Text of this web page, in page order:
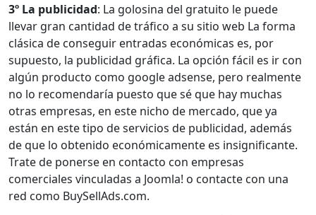
3º La publicidad: La golosina del gratuito le puede
llevar gran cantidad de tráfico a su sitio web La forma
clásica de conseguir entradas económicas es, por
supuesto, la publicidad gráfica. La opción fácil es ir con
algún producto como google adsense, pero realmente
no lo recomendaría puesto que sé que hay muchas
otras empresas, en este nicho de mercado, que ya
están en este tipo de servicios de publicidad, además
de que lo obtenido económicamente es insignificante.
Trate de ponerse en contacto con empresas
comerciales vinculadas a Joomla! o contacte con una
red como BuySellAds.com.